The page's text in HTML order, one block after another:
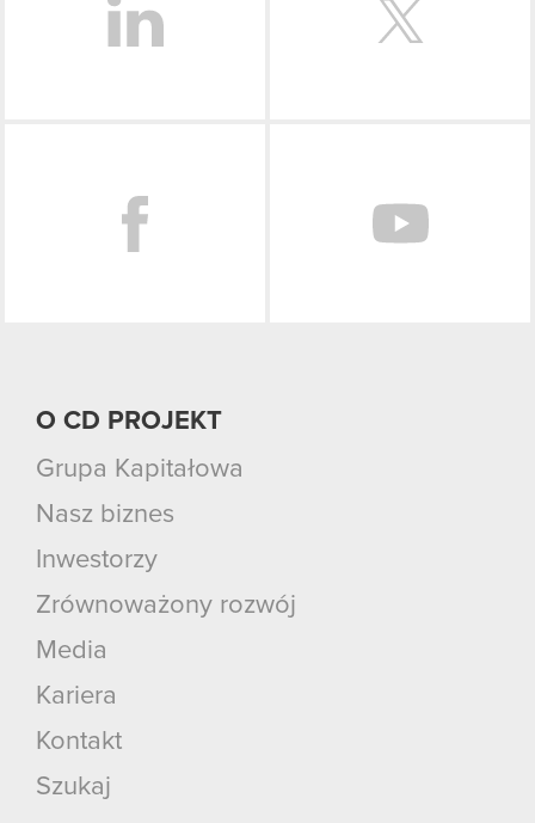
O CD PROJEKT
Grupa Kapitałowa
Nasz biznes
Inwestorzy
Zrównoważony rozwój
Media
Kariera
Kontakt
Szukaj